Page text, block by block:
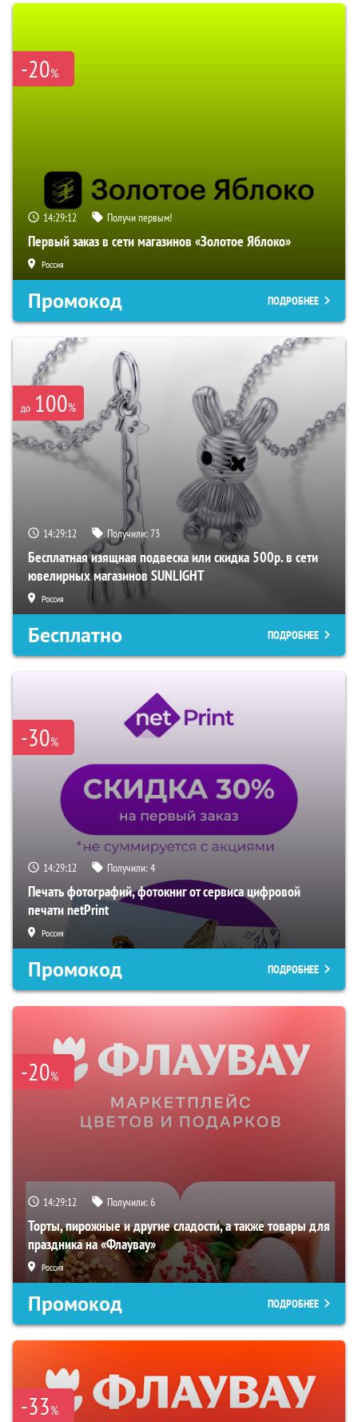
-20%
14:29:11 Получи первым!
Первый заказ в сети магазинов «Золотое Яблоко»
Россия
Промокод ПОДРОБНЕЕ
до 100%
14:29:11 Получили:73
Бесплатная изящная подвеска или скидка 500р. в сети
ювелирных магазинов SUNLIGHT
Россия
Бесплатно ПОДРОБНЕЕ
-30%
14:29:11 Получили:4
Печать фотографий, фотокниг от сервиса цифровой
печати netPrint
Россия
Промокод ПОДРОБНЕЕ
-20%
14:29:11 Получили:6
Торты, пирожные и другие сладости, а также товары для
праздника на «Флаувау»
Россия
Промокод ПОДРОБНЕЕ
-33%